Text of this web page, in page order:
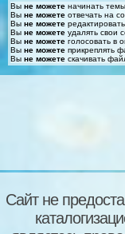
Вы не можете начинать темы
Вы не можете отвечать на
Вы не можете
Вы не можете удалять свои
Вы не можете голосовать в
Вы не можете прикреплять
Вы не можете скачивать
Сайт не